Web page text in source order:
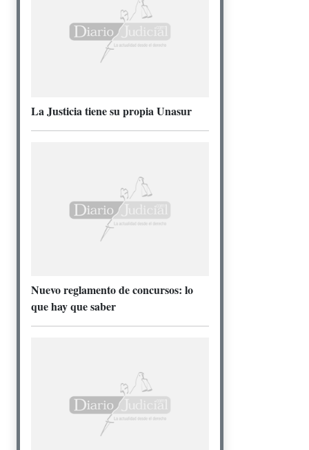
La Justicia tiene su propia Unasur
Nuevo reglamento de concursos: lo
que hay que saber